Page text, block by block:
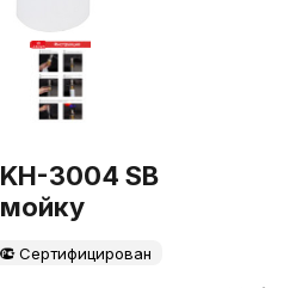
3004 SB
Сертифицирован